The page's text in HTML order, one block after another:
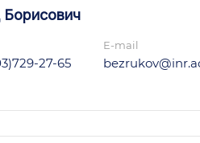
Борисович
27-65
E-mail